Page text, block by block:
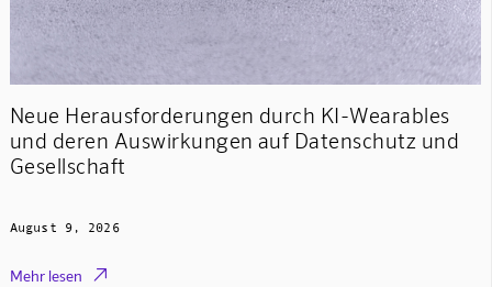
Neue Herausforderungen durch KI-Wearables
und deren Auswirkungen auf Datenschutz und
Gesellschaft
August 9, 2026
Mehr lesen 